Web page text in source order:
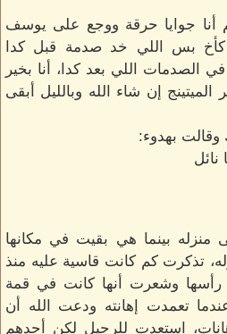
أنا جوايا حرقة ووجع على يوسف
كأخ بس اللي خد صدمة قبل كدا
الصدمات اللي بعد كدا، أنا بخير
إن شاء الله وبالليل أبقى
بهدوء:
بينما هي بقيت في مكانها
تذكرت كم كانت قاسية عليه منذ
رأسها وشعرت أنها كانت في قمة
تعمدت إهانته ودعت الله أن
استعدت للرحيل لكن أحدهم